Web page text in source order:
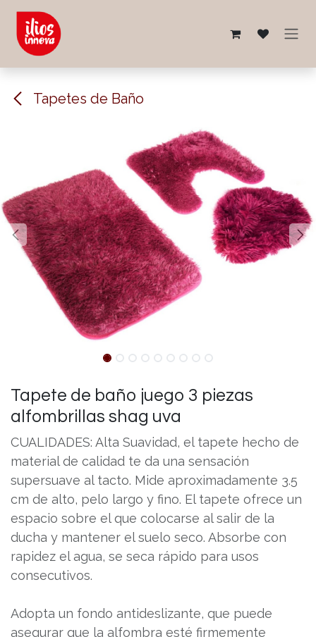
Ir al contenido
Tapetes de Baño
Tapete de baño juego 3 piezas
alfombrillas shag uva
CUALIDADES: Alta Suavidad, el tapete hecho de
material de calidad te da una sensación
supersuave al tacto. Mide aproximadamente 3.5
cm de alto, pelo largo y fino. El tapete ofrece un
espacio sobre el que colocarse al salir de la
ducha y mantener el suelo seco. Absorbe con
rapidez el agua, se seca rápido para usos
consecutivos.
Adopta un fondo antideslizante, que puede
asegurar que la alfombra esté firmemente